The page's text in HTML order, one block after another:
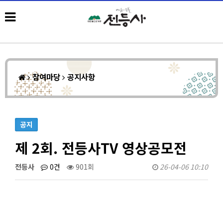
참여마당 공지사항
공지
제 2회. 전등사TV 영상공모전
전등사 0건 901회 26-04-06 10:10